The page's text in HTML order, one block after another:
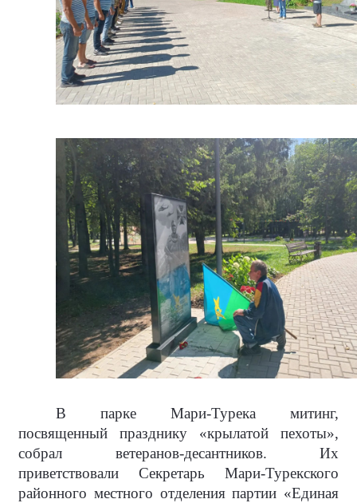
В парке Мари-Турека митинг,
посвященный празднику «крылатой пехоты»,
собрал ветеранов-десантников. Их
приветствовали Секретарь Мари-Турекского
районного местного отделения партии «Единая